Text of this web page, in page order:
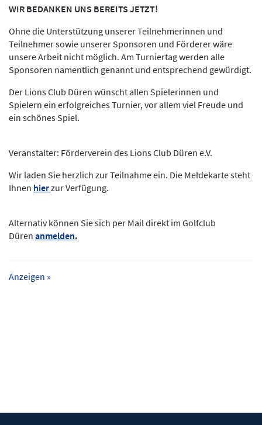
WIR BEDANKEN UNS BEREITS JETZT!
Ohne die Unterstützung unserer Teilnehmerinnen und
Teilnehmer sowie unserer Sponsoren und Förderer wäre
unsere Arbeit nicht möglich. Am Turniertag werden alle
Sponsoren namentlich genannt und entsprechend gewürdigt.
Der Lions Club Düren wünscht allen Spielerinnen und
Spielern ein erfolgreiches Turnier, vor allem viel Freude und
ein schönes Spiel.
Veranstalter: Förderverein des Lions Club Düren e.V.
Wir laden Sie herzlich zur Teilnahme ein. Die Meldekarte steht
Ihnen hierzur Verfügung.
Alternativ können Sie sich per Mail direkt im Golfclub
Düren anmelden.
Anzeigen »